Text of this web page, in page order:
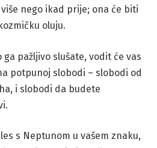
nego ikad prije; ona će biti
oluju.
pažljivo slušate, vodit će vas
potpunoj slobodi – slobodi od
i slobodi da budete
s Neptunom u vašem znaku,